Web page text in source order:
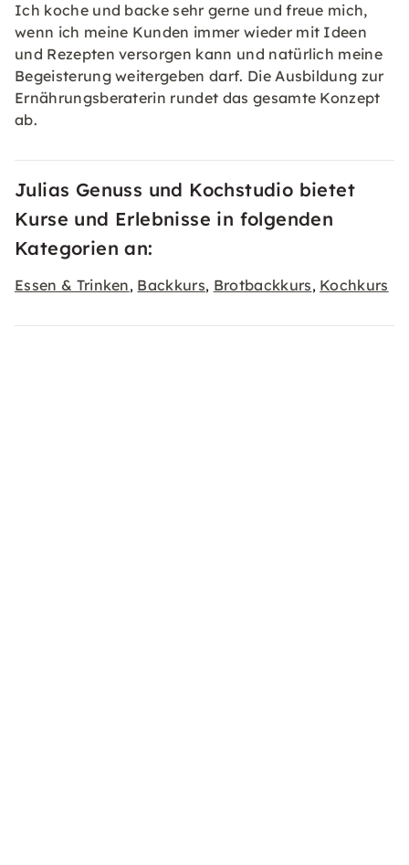
Ich koche und backe sehr gerne und freue mich,
wenn ich meine Kunden immer wieder mit Ideen
und Rezepten versorgen kann und natürlich meine
Begeisterung weitergeben darf. Die Ausbildung zur
Ernährungsberaterin rundet das gesamte Konzept
ab.
Julias Genuss und Kochstudio bietet
Kurse und Erlebnisse in folgenden
Kategorien an:
Essen & Trinken, Backkurs, Brotbackkurs, Kochkurs